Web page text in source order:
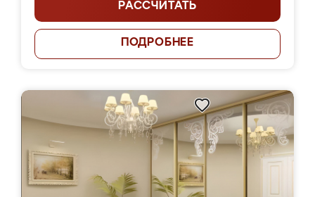
РАССЧИТАТЬ
ПОДРОБНЕЕ